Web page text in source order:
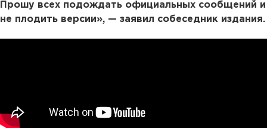
Прошу всех подождать официальных сообщений и
не плодить версии», — заявил собеседник издания.